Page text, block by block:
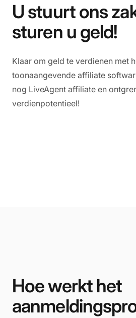
U stuurt ons
sturen u geld!
Klaar om geld te verdienen met
toonaangevende affiliate
nog LiveAgent affiliate en
verdienpotentieel!
Hoe werkt het